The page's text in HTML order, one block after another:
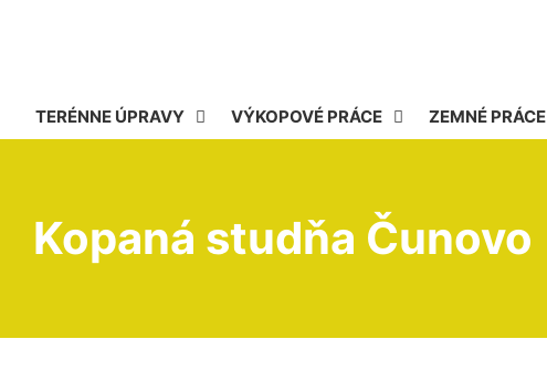
TERÉNNE ÚPRAVY VÝKOPOVÉ PRÁCE ZEMNÉ PRÁCE
Kopaná studňa Čunovo